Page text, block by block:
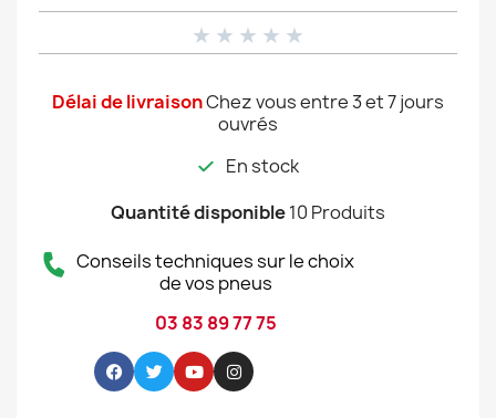
★ ★ ★ ★ ★
Délai de livraisonChez vous entre 3 et 7 jours
ouvrés
En stock
Quantité disponible10 Produits
Conseils techniques sur le choix
de vos pneus
03 83 89 77 75